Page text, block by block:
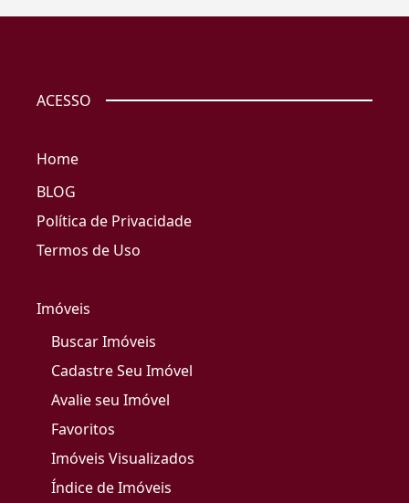
ACESSO
Home
BLOG
Política de Privacidade
Termos de Uso
Imóveis
Buscar Imóveis
Cadastre Seu Imóvel
Avalie seu Imóvel
Favoritos
Imóveis Visualizados
Índice de Imóveis